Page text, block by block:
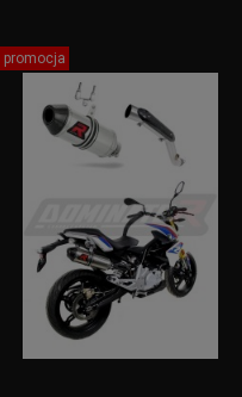
promocja